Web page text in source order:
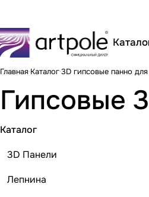
Главная Каталог3D гипсовые панно для
Гипсовые
Каталог
3D Панели
Лепнина